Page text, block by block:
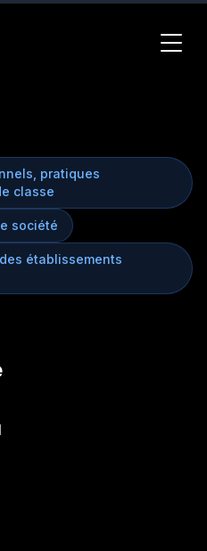
pratiques
classe
société
établissements